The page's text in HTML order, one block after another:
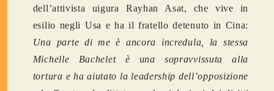
dell’attivista uigura Rayhan Asat, che vive in
esilio negli Usa e ha il fratello detenuto in Cina:
Una parte di me è ancora incredula, la stessa
Michelle Bachelet è una sopravvissuta alla
tortura e ha aiutato la leadership dell’opposizione